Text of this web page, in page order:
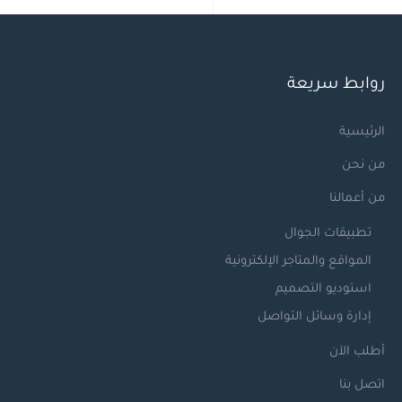
روابط سريعة
الرئيسية
من نحن
من أعمالنا
تطبيقات الجوال
المواقع والمتاجر الإلكترونية
استوديو التصميم
إدارة وسائل التواصل
أطلب الآن
اتصل بنا